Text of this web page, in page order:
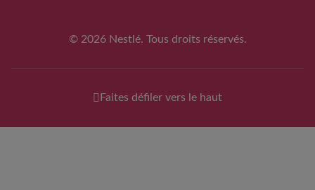
© 2026 Nestlé. Tous droits réservés.
Faites défiler vers le haut